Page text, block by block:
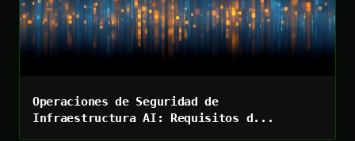
Operaciones de Seguridad de
Infraestructura AI: Requisitos d...